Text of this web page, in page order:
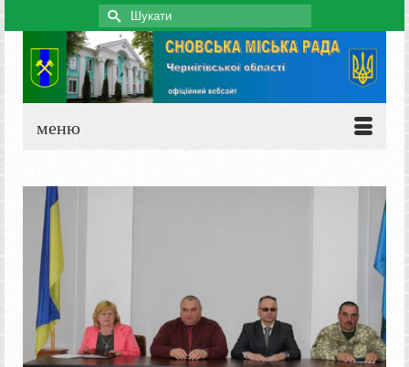
Search
for:
меню